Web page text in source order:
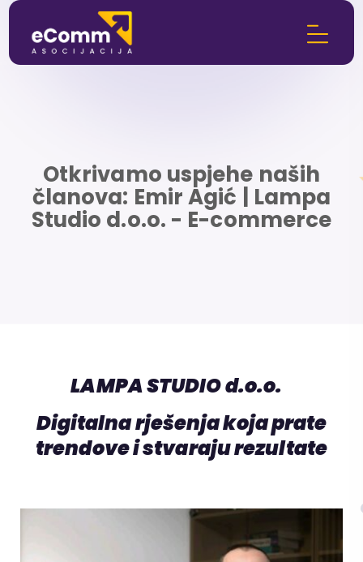
Otkrivamo uspjehe naših
članova: Emir Agić | Lampa
Studio d.o.o. - E-commerce
LAMPA STUDIO d.o.o.
Digitalna rješenja koja prate
trendove i stvaraju rezultate